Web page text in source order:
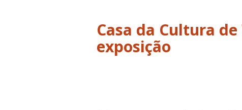
Casa da Cultura
exposição